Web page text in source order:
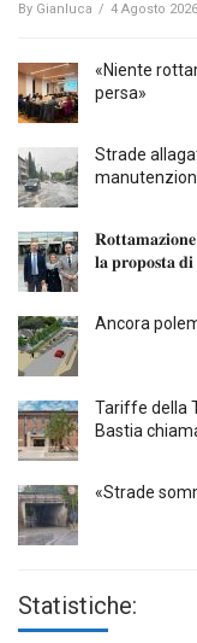
By Gianluca / 4 Agosto 2026
«Niente
persa»
Strade
𝐥𝐚 𝐩𝐫𝐨𝐩𝐨𝐬𝐭𝐚 𝐝𝐢
Ancora
Tariffe della
Bastia
«Strade
Statistiche: